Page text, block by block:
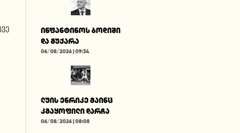
ინფანტინოს ბოდიში
და მუქარა
06/08/2026 | 09:34
ლუის ენრიკე მაინც
კმაყოფილი დარჩა
06/08/2026 | 08:08